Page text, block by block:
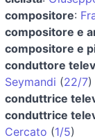
compositore:
compositore e
compositore e
conduttore
Seymandi (22/7)
conduttrice
conduttrice
Cercato (1/5)